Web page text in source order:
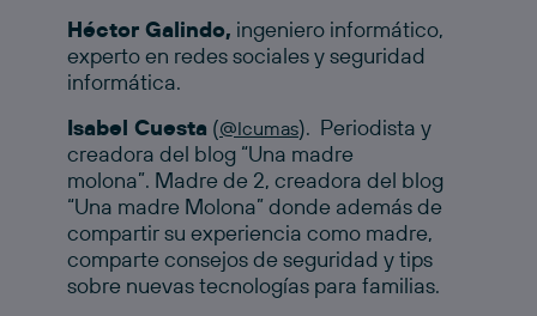
Héctor Galindo, ingeniero informático,
experto en redes sociales y seguridad
informática.
Isabel Cuesta (@Icumas). Periodista y
creadora del blog “Una madre
molona”. Madre de 2, creadora del blog
“Una madre Molona” donde además de
compartir su experiencia como madre,
comparte consejos de seguridad y tips
sobre nuevas tecnologías para familias.